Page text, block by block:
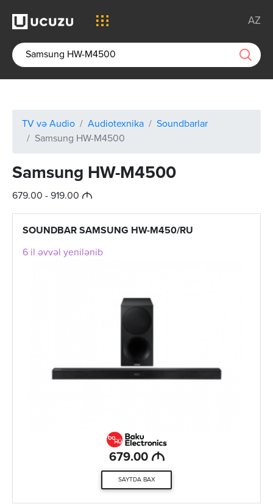
AZ
TV və Audio Audiotexnika
Soundbarlar
Samsung HW-M4500
Samsung HW-M4500
679.00 - 919.00 M
SOUNDBAR SAMSUNG HW-M450/RU
6 il əvvəl yenilənib
679.00 M
SAYTDA BAX